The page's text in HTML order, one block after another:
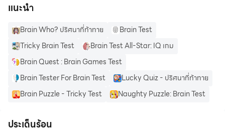
แนะนำ
Brain Who? ปริศนาที่ท้าทาย
Brain Test
Tricky Brain Test
Brain Test All-Star: IQ เกม
Brain Quest : Brain Games Test
Brain Tester For Brain Test
Lucky Quiz - ปริศนาที่ท้าทาย
Brain Puzzle - Tricky Test
Naughty Puzzle: Brain Test
ประเด็นร้อน